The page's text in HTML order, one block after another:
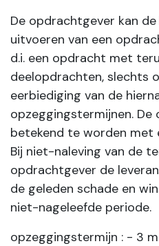
De opdrachtgever kan
uitvoeren van een
d.i. een opdracht met
deelopdrachten, slechts
eerbiediging van de
opzeggingstermijnen. De
betekend te worden met
Bij niet-naleving van de
opdrachtgever de
de geleden schade en
niet-nageleefde periode.
opzeggingstermijn : - 3